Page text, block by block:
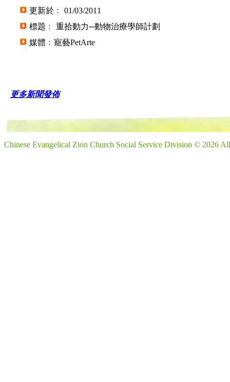
更新於﹕ 01/03/2011
標題﹕ 重拾動力─動物治療學師計劃
媒體﹕寵藝PetArte
更多新聞發佈
Chinese Evangelical Zion Church Social Service Division © 2026